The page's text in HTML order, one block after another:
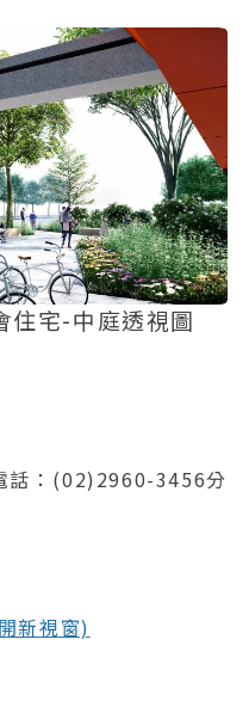
住宅-中庭透視圖
話：(02)2960-3456分
新視窗)